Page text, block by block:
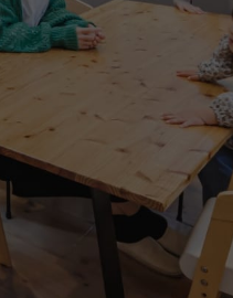
スタッフ紹介
プライバシーポリシー
賃貸管理サイトはこちら